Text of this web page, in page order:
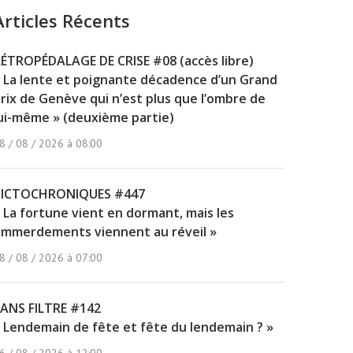
Récents
DE CRISE #08 (accès libre)
La lente et poignante décadence d’un Grand
de Genève qui n’est plus que l’ombre de
même » (deuxième partie)
/ 08 / 2026 à 08:00
#447
La fortune vient en dormant, mais les
viennent au réveil »
/ 08 / 2026 à 07:00
FILTRE #142
Lendemain de fête et fête du lendemain ? »